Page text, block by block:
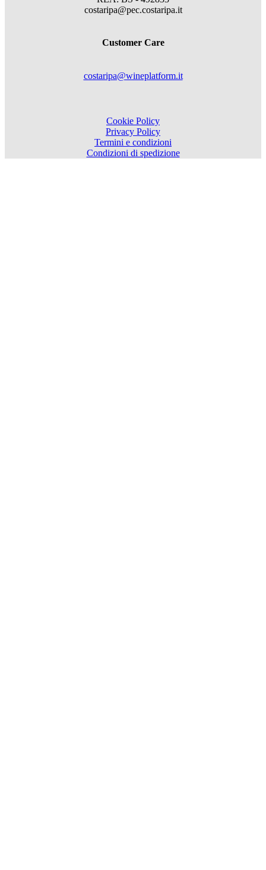
costaripa@pec.costaripa.it
Customer Care
costaripa@wineplatform.it
Cookie Policy
Privacy Policy
Termini e condizioni
Condizioni di spedizione